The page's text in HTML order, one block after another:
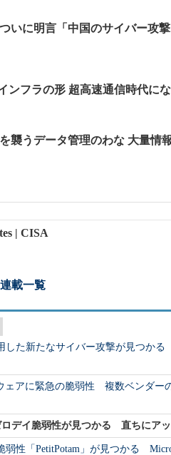
いに明言「中国のサイバー攻
| CISA
載一覧
した新たなサイバー攻撃が見つか
ェアに緊急の脆弱性 複数ベンダー
デイ脆弱性が見つかる 直ちにア
弱性「PetitPotam」が見つかる